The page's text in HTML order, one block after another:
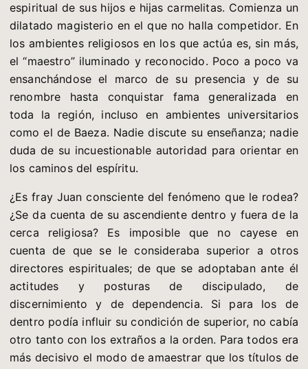
espiritual de sus hijos e hijas carmelitas. Comienza un
dilatado magisterio en el que no halla competidor. En
los ambientes religiosos en los que actúa es, sin más,
el “maestro” iluminado y reconocido. Poco a poco va
ensanchándose el marco de su presencia y de su
renombre hasta conquistar fama generalizada en
toda la región, incluso en ambientes universitarios
como el de Baeza. Nadie discute su enseñanza; nadie
duda de su incuestionable autoridad para orientar en
los caminos del espíritu.
¿Es fray Juan consciente del fenómeno que le rodea?
¿Se da cuenta de su ascendiente dentro y fuera de la
cerca religiosa? Es imposible que no cayese en
cuenta de que se le consideraba superior a otros
directores espirituales; de que se adoptaban ante él
actitudes y posturas de discipulado, de
discernimiento y de dependencia. Si para los de
dentro podía influir su condición de superior, no cabía
otro tanto con los extraños a la orden. Para todos era
más decisivo el modo de amaestrar que los títulos de